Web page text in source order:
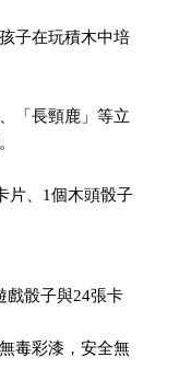
子在玩積木中培
「長頸鹿」等立
片、1個木頭骰子
骰子與24張卡
毒彩漆，安全無